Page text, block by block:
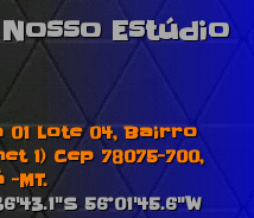
Estúdio
01 Lote 04, Bairro
1) Cep 78075-700,
MT.
56°01'45.6"W